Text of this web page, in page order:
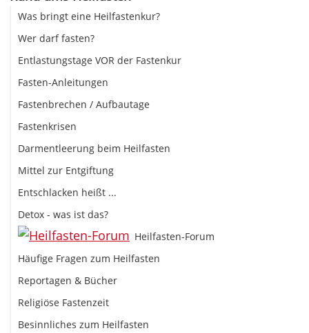
Was bringt eine Heilfastenkur?
Wer darf fasten?
Entlastungstage VOR der Fastenkur
Fasten-Anleitungen
Fastenbrechen / Aufbautage
Fastenkrisen
Darmentleerung beim Heilfasten
Mittel zur Entgiftung
Entschlacken heißt ...
Detox - was ist das?
Heilfasten-Forum
Häufige Fragen zum Heilfasten
Reportagen & Bücher
Religiöse Fastenzeit
Besinnliches zum Heilfasten